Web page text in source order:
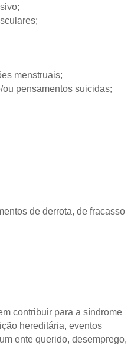
menstruais;
ou pensamentos suicidas;
de derrota, de fracasso
contribuir para a síndrome
hereditária, eventos
ente querido, desemprego,